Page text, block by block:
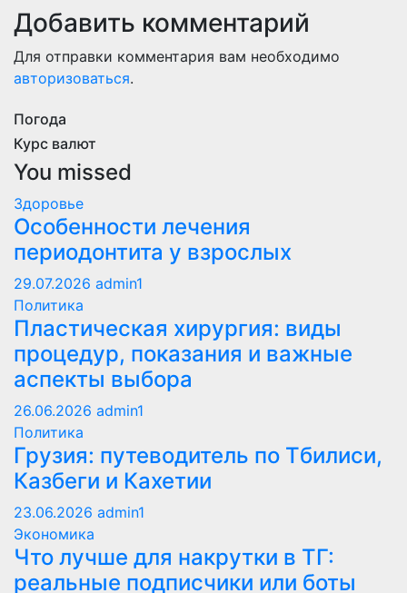
Добавить комментарий
Для отправки комментария вам необходимо
авторизоваться.
Погода
Курс валют
You missed
Здоровье
Особенности лечения
периодонтита у взрослых
29.07.2026 admin1
Политика
Пластическая хирургия: виды
процедур, показания и важные
аспекты выбора
26.06.2026 admin1
Политика
Грузия: путеводитель по Тбилиси,
Казбеги и Кахетии
23.06.2026 admin1
Экономика
Что лучше для накрутки в ТГ:
реальные подписчики или боты